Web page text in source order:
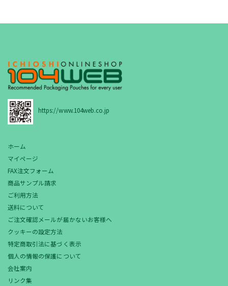
https://www.104web.co.jp
ホーム
マイページ
FAX注文フォーム
商品サンプル請求
ご利用方法
送料について
ご注文確認メールが届かないお客様へ
クッキーの設定方法
特定商取引法に基づく表示
個人の情報の保護について
会社案内
リンク集